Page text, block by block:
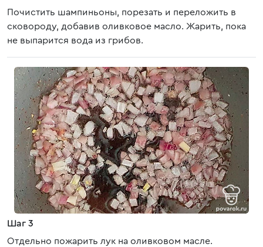
Почистить шампиньоны, порезать и переложить в
сковороду, добавив оливковое масло. Жарить, пока
не выпарится вода из грибов.
Шаг 3
Отдельно пожарить лук на оливковом масле.